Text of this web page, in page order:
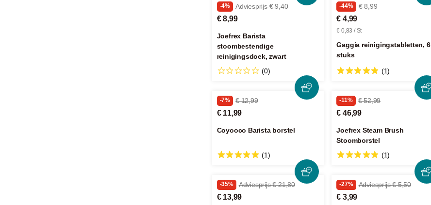
-4% Adviesprijs € 9,40
€ 8,99
Joefrex Barista
stoombestendige
reinigingsdoek, zwart
(0)
-44% € 8,99
€ 4,99
€ 0,83 / St
Gaggia reinigingstabletten, 6
stuks
(1)
-7% € 12,99
€ 11,99
Coyooco Barista borstel
(1)
-11% € 52,99
€ 46,99
Joefrex Steam Brush
Stoomborstel
(1)
-35% Adviesprijs € 21,80
€ 13,99
-27% Adviesprijs € 5,50
€ 3,99